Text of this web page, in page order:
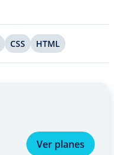
CSS HTML
Ver planes